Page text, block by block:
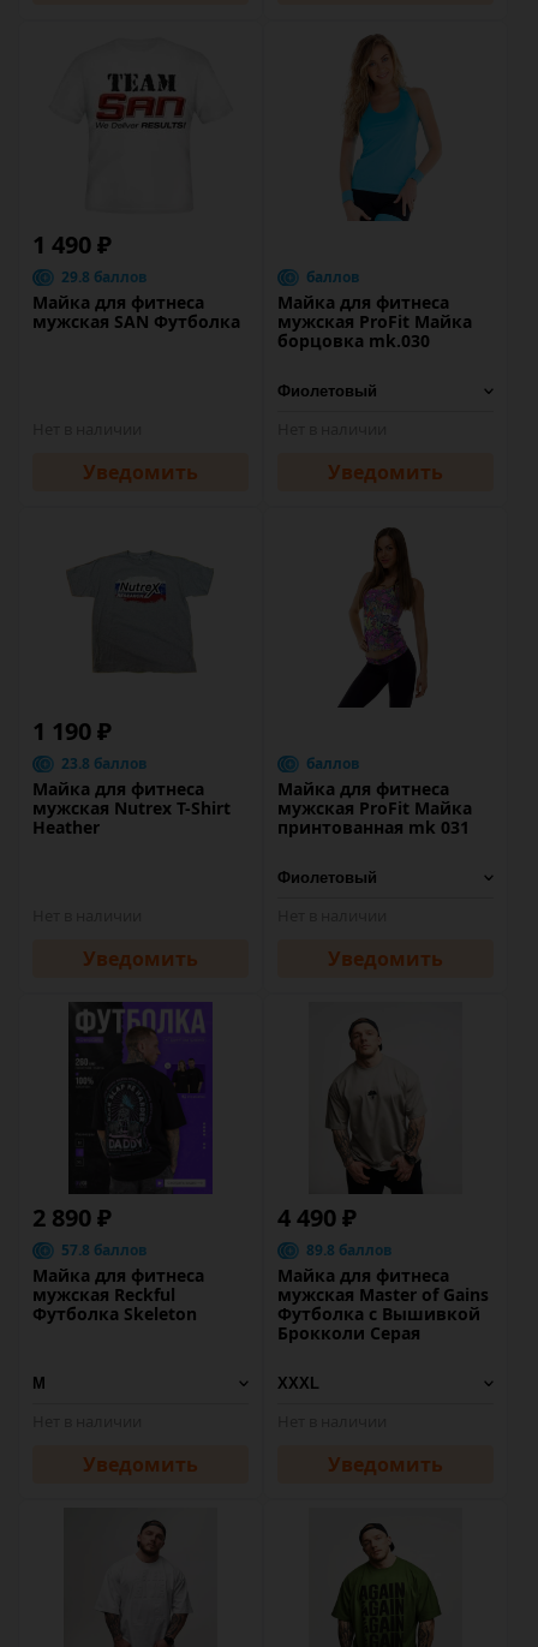
1 490 ₽
29.8 баллов
Майка для фитнеса
мужская SAN Футболка
Уведомить
баллов
Майка для фитнеса
мужская ProFit Майка
борцовка mk.030
Уведомить
1 190 ₽
23.8 баллов
Майка для фитнеса
мужская Nutrex T-Shirt
Heather
Уведомить
баллов
Майка для фитнеса
мужская ProFit Майка
принтованная mk 031
Уведомить
2 890 ₽
57.8 баллов
Майка для фитнеса
мужская Reckful
Футболка Skeleton
Уведомить
4 490 ₽
89.8 баллов
Майка для фитнеса
мужская Master of Gains
Футболка с Вышивкой
Брокколи Серая
Уведомить